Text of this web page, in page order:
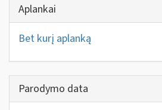
Aplankai
Bet kurį aplanką
Parodymo data